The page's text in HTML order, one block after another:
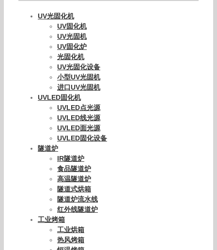
Save my name, email, and website in this browser for the
next time I comment.
UV光固化机
UV固化机
UV光固机
UV固化炉
光固化机
UV光固化设备